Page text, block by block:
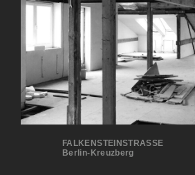
FALKENSTEINSTRASSE
Berlin-Kreuzberg